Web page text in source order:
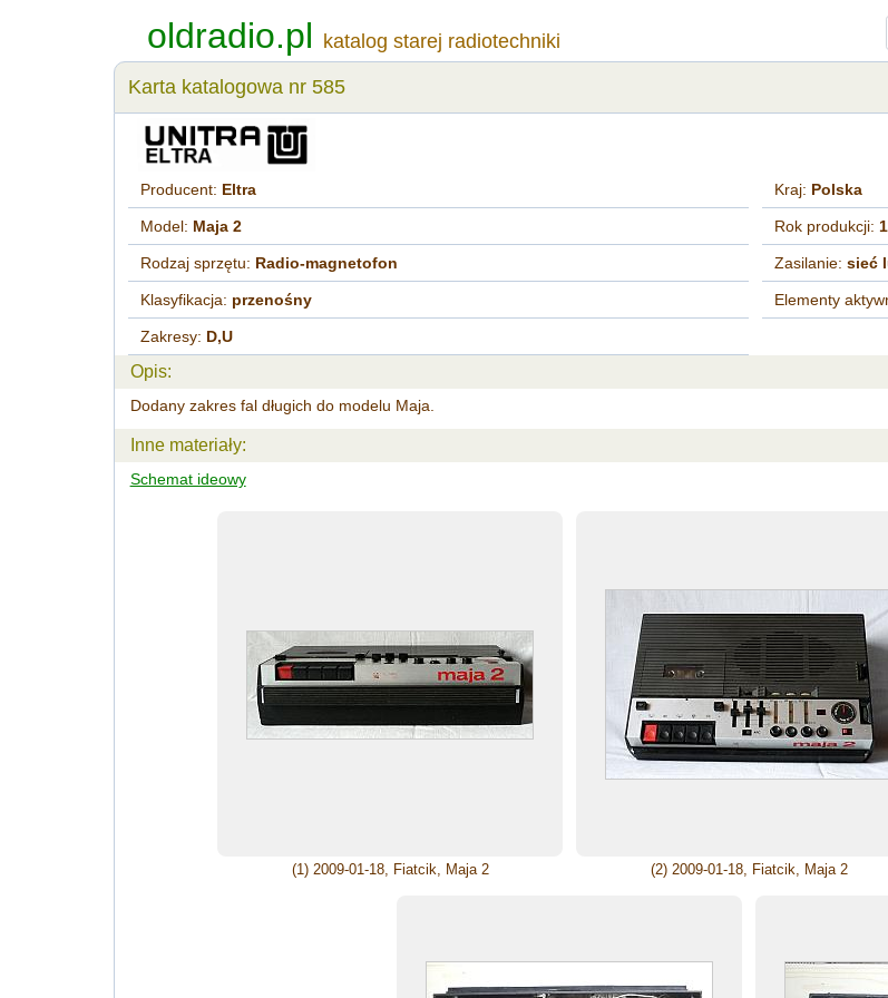
oldradio.pl katalog starej radiotechniki
Karta katalogowa nr 585
Producent: Eltra
Model: Maja 2
Rodzaj sprzętu: Radio-magnetofon
Klasyfikacja: przenośny
Zakresy: D,U
Kraj: Polska
Rok produkcji:
Zasilanie:sieć
Elementy
Opis:
Dodany zakres fal długich do modelu Maja.
Inne materiały:
Schemat ideowy
(1) 2009-01-18, Fiatcik, Maja 2 (2) 2009-01-18, Fiatcik, Maja 2